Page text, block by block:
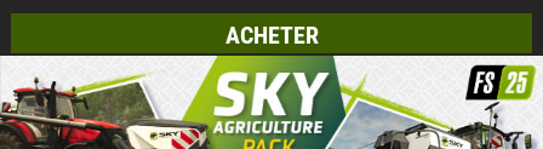
ACHETER